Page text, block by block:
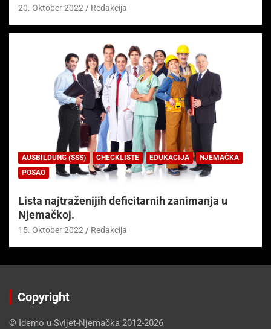
20. Oktober 2022 Redakcija
AUSBILDUNG (SSS) CHECKLISTE EDUKACIJA
NJEMAČKA
POSAO
Lista najtraženijih deficitarnih zanimanja u
Njemačkoj.
15. Oktober 2022 Redakcija
Copyright
© Idemo u Svijet-Njemačka 2012-2026